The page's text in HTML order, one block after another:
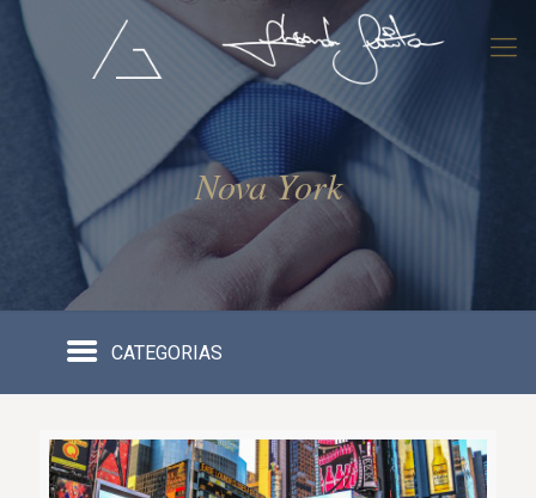
Nova York
CATEGORIAS